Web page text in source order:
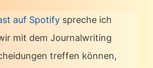
auf Spotify spreche ich
mit dem Journalwriting
treffen können,